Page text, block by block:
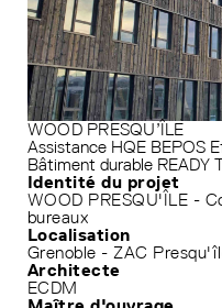
WOOD PRESQU’ÎLE
Assistance HQE BEPOS
Bâtiment durable READY
Identité du projet
WOOD PRESQU'ÎLE -
bureaux
Localisation
Grenoble - ZAC
Architecte
ECDM